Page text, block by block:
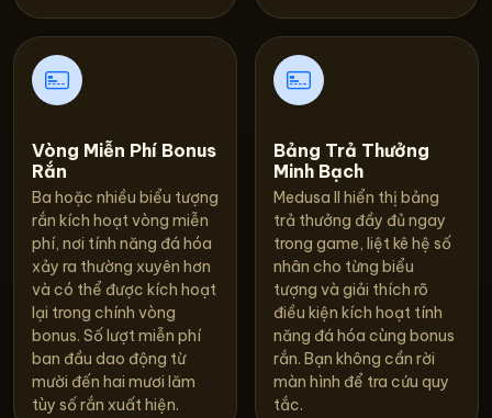
Vòng Miễn Phí Bonus
Rắn
Ba hoặc nhiều biểu tượng
rắn kích hoạt vòng miễn
phí, nơi tính năng đá hóa
xảy ra thường xuyên hơn
và có thể được kích hoạt
lại trong chính vòng
bonus. Số lượt miễn phí
ban đầu dao động từ
mười đến hai mươi lăm
tùy số rắn xuất hiện.
Bảng Trả Thưởng
Minh Bạch
Medusa II hiển thị bảng
trả thưởng đầy đủ ngay
trong game, liệt kê hệ số
nhân cho từng biểu
tượng và giải thích rõ
điều kiện kích hoạt tính
năng đá hóa cùng bonus
rắn. Bạn không cần rời
màn hình để tra cứu quy
tắc.